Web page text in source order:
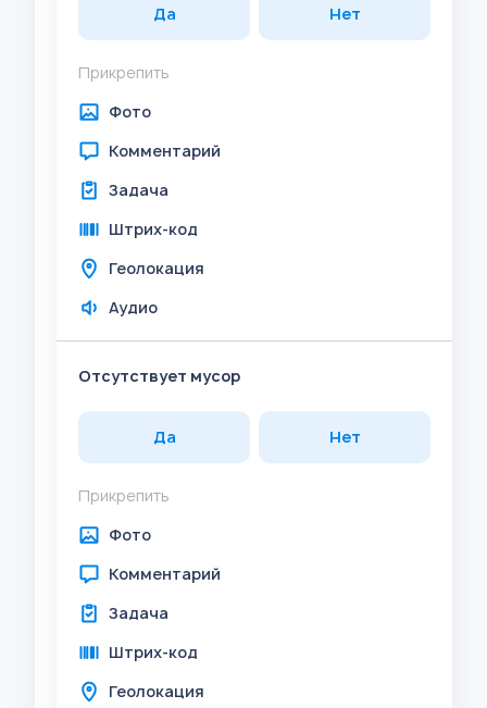
Да Нет
Прикрепить
Фото
Комментарий
Задача
Штрих-код
Геолокация
Аудио
Отсутствует мусор
Да Нет
Прикрепить
Фото
Комментарий
Задача
Штрих-код
Геолокация